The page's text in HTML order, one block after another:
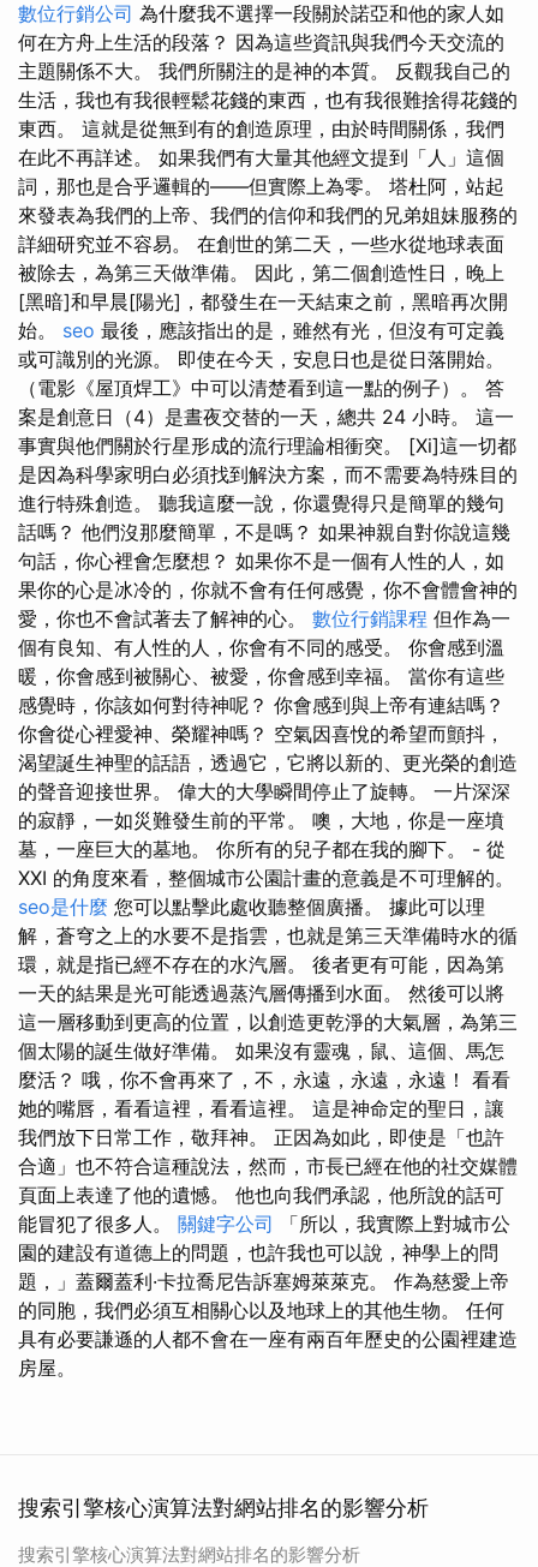
數位行銷公司 為什麼我不選擇一段關於諾亞和他的家人如
何在方舟上生活的段落？ 因為這些資訊與我們今天交流的
主題關係不大。 我們所關注的是神的本質。 反觀我自己的
生活，我也有我很輕鬆花錢的東西，也有我很難捨得花錢的
東西。 這就是從無到有的創造原理，由於時間關係，我們
在此不再詳述。 如果我們有大量其他經文提到「人」這個
詞，那也是合乎邏輯的——但實際上為零。 塔杜阿，站起
來發表為我們的上帝、我們的信仰和我們的兄弟姐妹服務的
詳細研究並不容易。 在創世的第二天，一些水從地球表面
被除去，為第三天做準備。 因此，第二個創造性日，晚上
[黑暗]和早晨[陽光]，都發生在一天結束之前，黑暗再次開
始。 seo 最後，應該指出的是，雖然有光，但沒有可定義
或可識別的光源。 即使在今天，安息日也是從日落開始。
（電影《屋頂焊工》中可以清楚看到這一點的例子）。 答
案是創意日（4）是晝夜交替的一天，總共 24 小時。 這一
事實與他們關於行星形成的流行理論相衝突。 [Xi]這一切都
是因為科學家明白必須找到解決方案，而不需要為特殊目的
進行特殊創造。 聽我這麼一說，你還覺得只是簡單的幾句
話嗎？ 他們沒那麼簡單，不是嗎？ 如果神親自對你說這幾
句話，你心裡會怎麼想？ 如果你不是一個有人性的人，如
果你的心是冰冷的，你就不會有任何感覺，你不會體會神的
愛，你也不會試著去了解神的心。 數位行銷課程 但作為一
個有良知、有人性的人，你會有不同的感受。 你會感到溫
暖，你會感到被關心、被愛，你會感到幸福。 當你有這些
感覺時，你該如何對待神呢？ 你會感到與上帝有連結嗎？
你會從心裡愛神、榮耀神嗎？ 空氣因喜悅的希望而顫抖，
渴望誕生神聖的話語，透過它，它將以新的、更光榮的創造
的聲音迎接世界。 偉大的大學瞬間停止了旋轉。 一片深深
的寂靜，一如災難發生前的平常。 噢，大地，你是一座墳
墓，一座巨大的墓地。 你所有的兒子都在我的腳下。 - 從
XXI 的角度來看，整個城市公園計畫的意義是不可理解的。
seo是什麼 您可以點擊此處收聽整個廣播。 據此可以理
解，蒼穹之上的水要不是指雲，也就是第三天準備時水的循
環，就是指已經不存在的水汽層。 後者更有可能，因為第
一天的結果是光可能透過蒸汽層傳播到水面。 然後可以將
這一層移動到更高的位置，以創造更乾淨的大氣層，為第三
個太陽的誕生做好準備。 如果沒有靈魂，鼠、這個、馬怎
麼活？ 哦，你不會再來了，不，永遠，永遠，永遠！ 看看
她的嘴唇，看看這裡，看看這裡。 這是神命定的聖日，讓
我們放下日常工作，敬拜神。 正因為如此，即使是「也許
合適」也不符合這種說法，然而，市長已經在他的社交媒體
頁面上表達了他的遺憾。 他也向我們承認，他所說的話可
能冒犯了很多人。 關鍵字公司 「所以，我實際上對城市公
園的建設有道德上的問題，也許我也可以說，神學上的問
題，」蓋爾蓋利·卡拉喬尼告訴塞姆萊萊克。 作為慈愛上帝
的同胞，我們必須互相關心以及地球上的其他生物。 任何
具有必要謙遜的人都不會在一座有兩百年歷史的公園裡建造
房屋。
搜索引擎核心演算法對網站排名的影響分析
搜索引擎核心演算法對網站排名的影響分析